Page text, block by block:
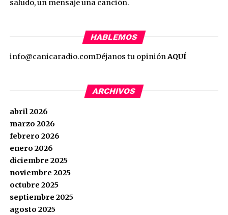
saludo, un mensaje una canción.
HABLEMOS
info@canicaradio.comDéjanos tu opiniónAQUÍ
ARCHIVOS
abril 2026
marzo 2026
febrero 2026
enero 2026
diciembre 2025
noviembre 2025
octubre 2025
septiembre 2025
agosto 2025